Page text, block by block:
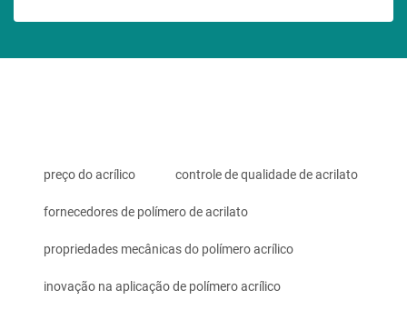
preço do acrílico controle de qualidade de acrilato
fornecedores de polímero de acrilato
propriedades mecânicas do polímero acrílico
inovação na aplicação de polímero acrílico